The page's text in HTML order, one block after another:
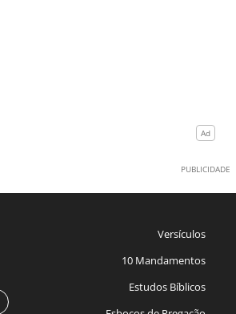
Versículos
10 Mandamentos
Estudos Bíblicos